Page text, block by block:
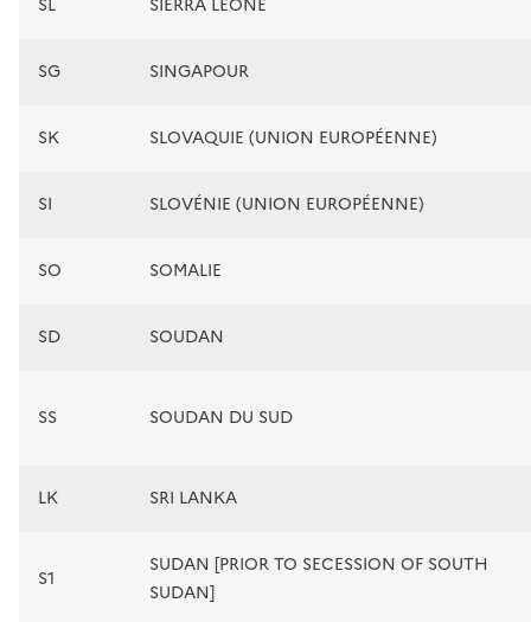
SG SINGAPOUR
SK SLOVAQUIE (UNION EUROPÉENNE)
SI SLOVÉNIE (UNION EUROPÉENNE)
SO SOMALIE
SD SOUDAN
SS SOUDAN DU SUD
LK SRI LANKA
S1
SUDAN [PRIOR TO SECESSION OF SOUTH
SUDAN]